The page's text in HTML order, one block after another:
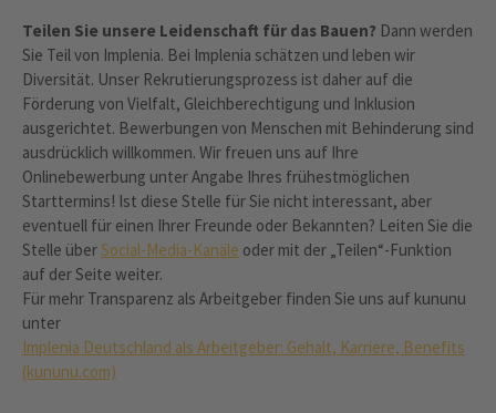
Teilen Sie unsere Leidenschaft für das Bauen? Dann werden
Sie Teil von Implenia. Bei Implenia schätzen und leben wir
Diversität. Unser Rekrutierungsprozess ist daher auf die
Förderung von Vielfalt, Gleichberechtigung und Inklusion
ausgerichtet. Bewerbungen von Menschen mit Behinderung sind
ausdrücklich willkommen. Wir freuen uns auf Ihre
Onlinebewerbung unter Angabe Ihres frühestmöglichen
Starttermins! Ist diese Stelle für Sie nicht interessant, aber
eventuell für einen Ihrer Freunde oder Bekannten? Leiten Sie die
Stelle überSocial-Media-Kanäle oder mit der „Teilen“-Funktion
auf der Seite weiter.
Für mehr Transparenz als Arbeitgeber finden Sie uns auf kununu
unter
Implenia Deutschland als Arbeitgeber: Gehalt, Karriere, Benefits
(kununu.com)